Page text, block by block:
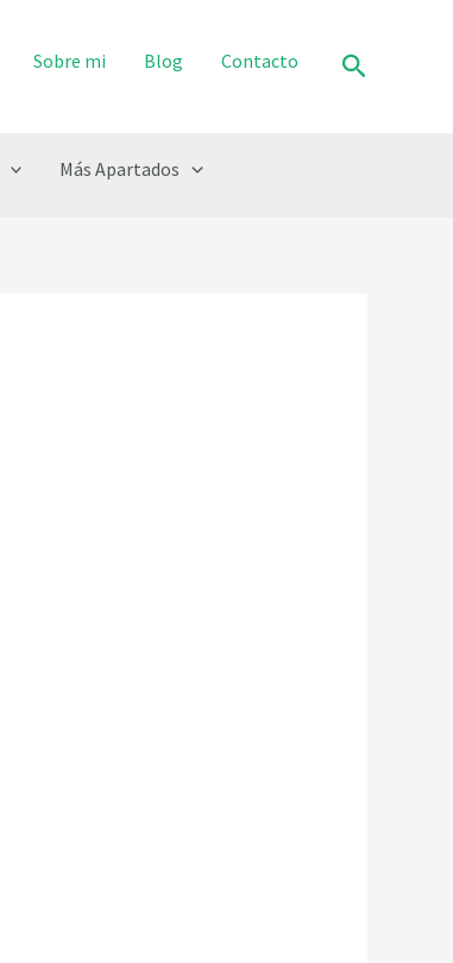
Sobre mi Blog Contacto Buscar
Más Apartados